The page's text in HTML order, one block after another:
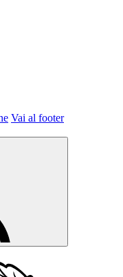
Vai al footer